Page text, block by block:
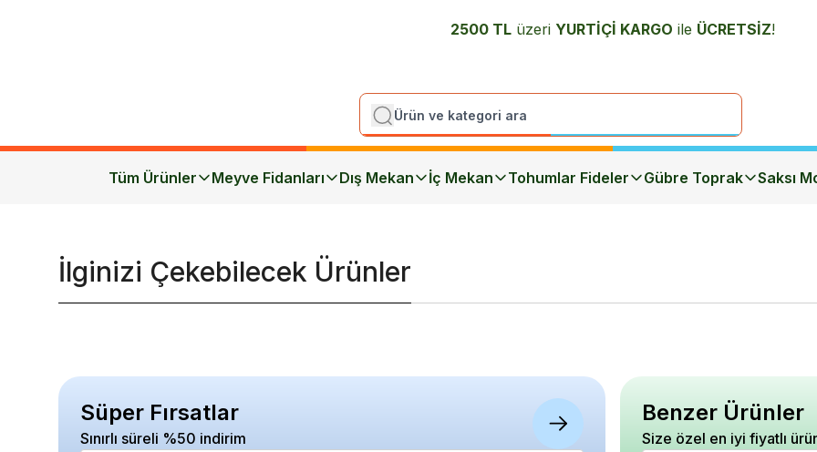
2500 TL üzeri YURTİÇİ KARGO ile ÜCRETSİZ!
Tüm Ürünler Meyve Fidanları Dış Mekan İç Mekan Tohumlar Fideler Gübre Toprak Saksı
İlginizi Çekebilecek Ürünler
Süper Fırsatlar
Sınırlı süreli %50 indirim
Benzer Ürünler
Size özel en iyi fiyatlı